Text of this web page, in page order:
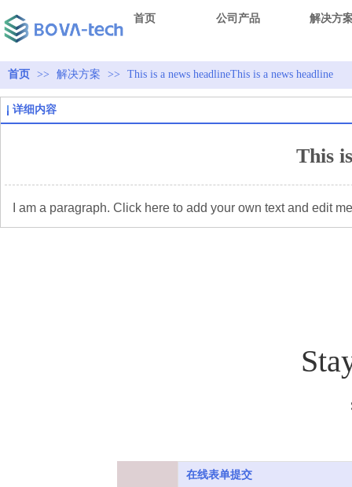
首页 公司产品 解决方
首页 >> 解决方案 >> This is a news headlineThis is a news headline
详细内容
This
I am a paragraph. Click here to add your own text and edit
在线表单提交